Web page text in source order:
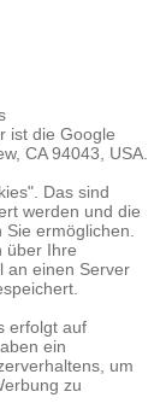
ist die Google
CA 94043, USA.
Das sind
werden und die
ermöglichen.
über Ihre
an einen Server
erfolgt auf
ein
um
zu